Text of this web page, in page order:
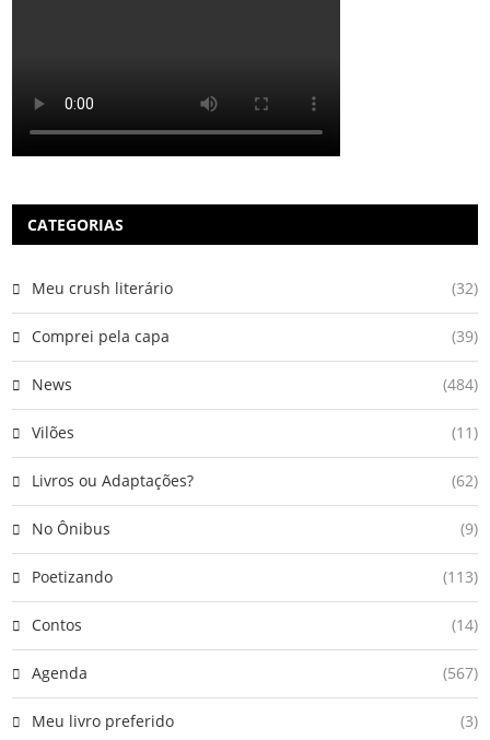
CATEGORIAS
Meu crush literário (32)
Comprei pela capa (39)
News (484)
Vilões (11)
Livros ou Adaptações? (62)
No Ônibus (9)
Poetizando (113)
Contos (14)
Agenda (567)
Meu livro preferido (3)